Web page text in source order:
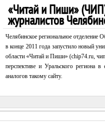
«Читай и Пиши»
журналистов
Челябинское региональное отделение
в конце 2011 года запустило новый
области «Читай и Пиши» (chip74.ru,
перспективе и Уральского региона
аналогов такому сайту.